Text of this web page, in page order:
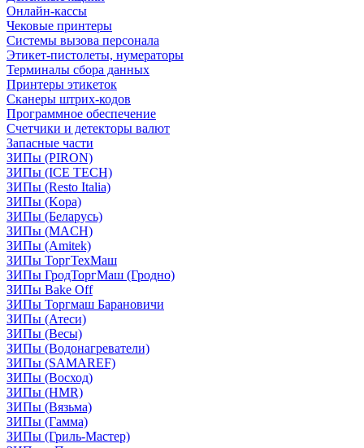
Онлайн-кассы
Чековые принтеры
Системы вызова персонала
Этикет-пистолеты, нумераторы
Терминалы сбора данных
Принтеры этикеток
Сканеры штрих-кодов
Программное обеспечение
Счетчики и детекторы валют
Запасные части
ЗИПы (PIRON)
ЗИПы (ICE TECH)
ЗИПы (Resto Italia)
ЗИПы (Kopa)
ЗИПы (Беларусь)
ЗИПы (MACH)
ЗИПы (Amitek)
ЗИПы ТоргТехМаш
ЗИПы ГродТоргМаш (Гродно)
ЗИПы Bake Off
ЗИПы Торгмаш Барановичи
ЗИПы (Атеси)
ЗИПы (Весы)
ЗИПы (Водонагреватели)
ЗИПы (SAMAREF)
ЗИПы (Восход)
ЗИПы (HMR)
ЗИПы (Вязьма)
ЗИПы (Гамма)
ЗИПы (Гриль-Мастер)